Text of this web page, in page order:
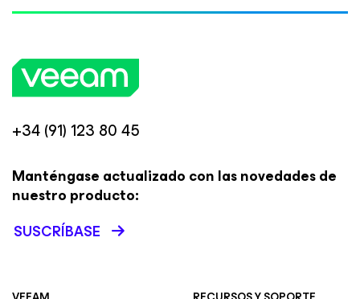
+34 (91) 123 80 45
Manténgase actualizado con las novedades de
nuestro producto:
SUSCRÍBASE